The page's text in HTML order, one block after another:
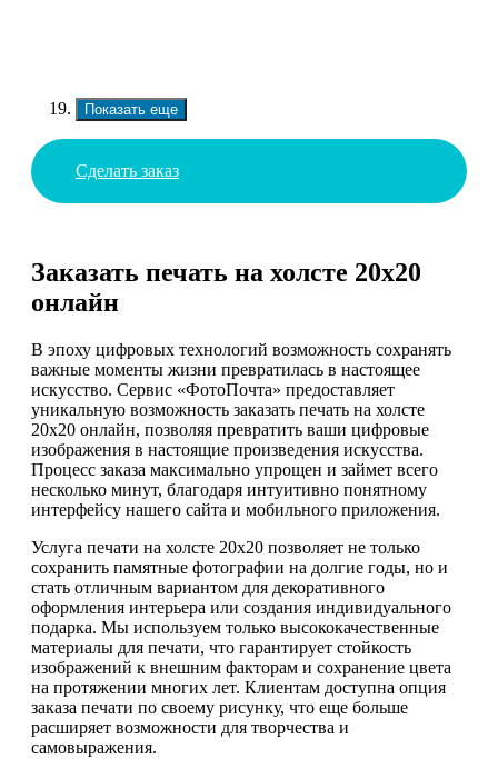
Показать еще
Сделать заказ
Заказать печать на холсте 20х20
онлайн
В эпоху цифровых технологий возможность сохранять
важные моменты жизни превратилась в настоящее
искусство. Сервис «ФотоПочта» предоставляет
уникальную возможность заказать печать на холсте
20х20 онлайн, позволяя превратить ваши цифровые
изображения в настоящие произведения искусства.
Процесс заказа максимально упрощен и займет всего
несколько минут, благодаря интуитивно понятному
интерфейсу нашего сайта и мобильного приложения.
Услуга печати на холсте 20х20 позволяет не только
сохранить памятные фотографии на долгие годы, но и
стать отличным вариантом для декоративного
оформления интерьера или создания индивидуального
подарка. Мы используем только высококачественные
материалы для печати, что гарантирует стойкость
изображений к внешним факторам и сохранение цвета
на протяжении многих лет. Клиентам доступна опция
заказа печати по своему рисунку, что еще больше
расширяет возможности для творчества и
самовыражения.